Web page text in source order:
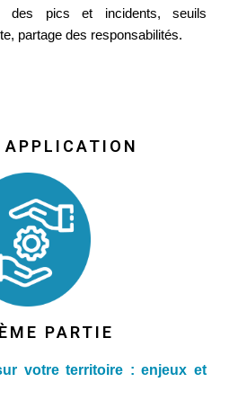
des pics et incidents, seuils
partage des responsabilités.
APPLICATION
PARTIE
votre territoire : enjeux et